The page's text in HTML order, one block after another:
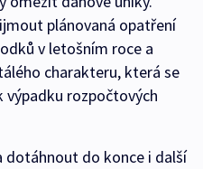
plánovaná opatření
v letošním roce a
charakteru, která se
výpadku rozpočtových
dotáhnout do konce i další